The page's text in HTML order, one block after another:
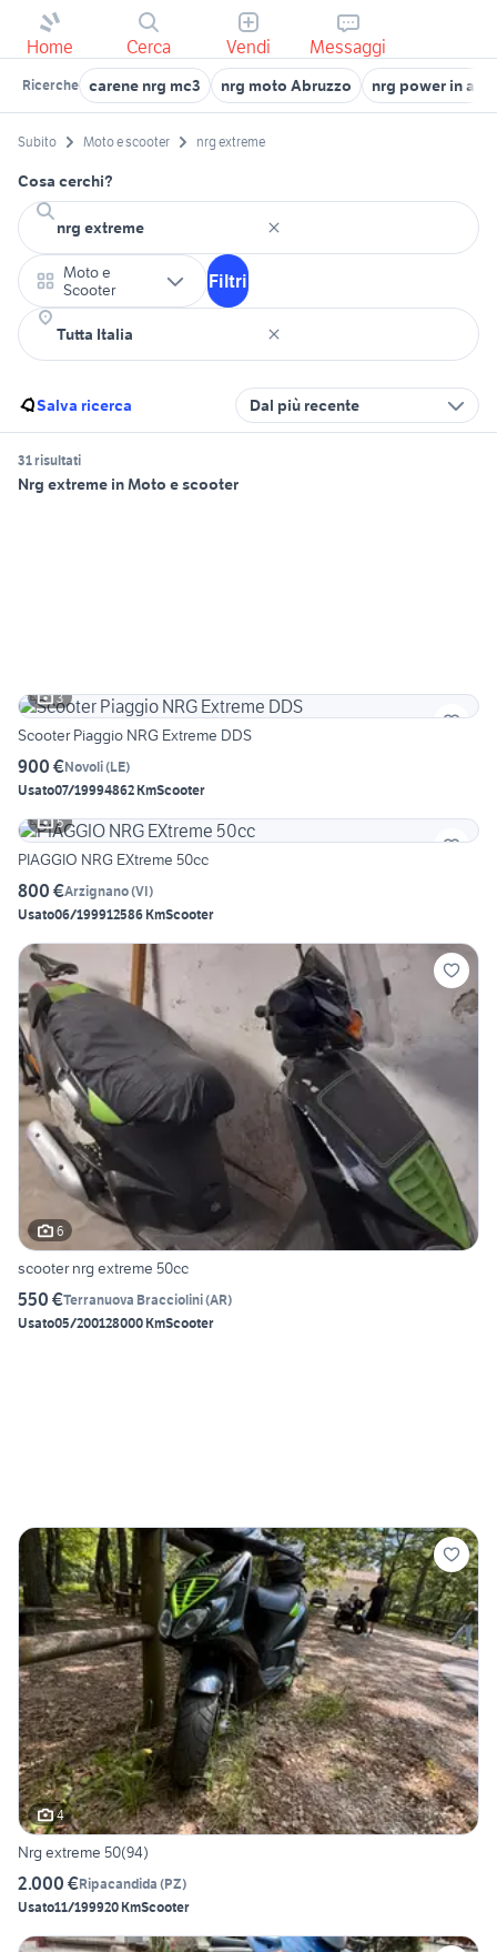
Home Cerca Vendi Messaggi
Ricerche carene nrg mc3 nrg moto Abruzzo nrg power in
Subito Moto e scooter nrg extreme
Cosa cerchi?
Moto e
Scooter
Filtri
Salva ricerca Dal più recente
31 risultati
Nrg extreme in Moto e scooter
3
Scooter Piaggio NRG Extreme DDS
900 €Novoli(LE)
Usato07/19994862 KmScooter
5
PIAGGIO NRG EXtreme 50cc
800 €Arzignano(VI)
Usato06/199912586 KmScooter
6
scooter nrg extreme 50cc
550 €Terranuova Bracciolini(AR)
Usato05/200128000 KmScooter
4
Nrg extreme 50(94)
2.000 €Ripacandida (PZ)
Usato11/199920 KmScooter